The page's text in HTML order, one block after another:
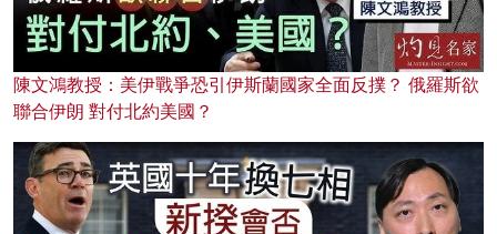
陳文鴻教授：美伊戰爭恐引伊斯蘭國家全面反撲？ 俄羅斯欲
聯合伊朗 對付北約美國？